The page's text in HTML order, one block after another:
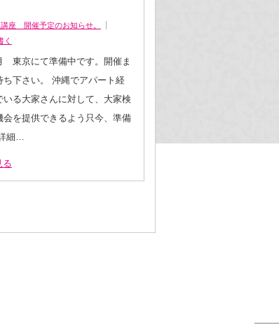
座 開催予定のお知らせ。
く
東京にて準備中です。開催ま
ち下さい。 沖縄でアパート経
いる大家さんに対して、大家検
会を提供できるよう只今、準備
細…
る